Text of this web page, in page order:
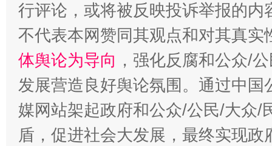
行评论，或将被反映投诉举报的
不代表本网赞同其观点和对其真实
体舆论为导向 ，强化反腐和公众/
发展营造良好舆论氛围。通过中
媒网站架起政府和公众/公民/大众/
盾，促进社会大发展，最终实现